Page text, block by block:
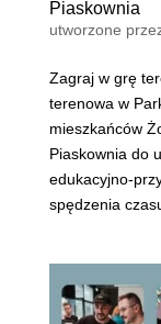
Piaskownia
utworzone
Zagraj w grę
terenowa w
mieszkańców
Piaskownia do
edukacyjno-
spędzenia